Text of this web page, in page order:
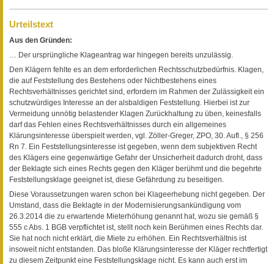
Urteilstext
Aus den Gründen:
… Der ursprüngliche Klageantrag war hingegen bereits unzulässig.
Den Klägern fehlte es an dem erforderlichen Rechtsschutzbedürfnis. Klagen,
die auf Feststellung des Bestehens oder Nichtbestehens eines
Rechtsverhältnisses gerichtet sind, erfordern im Rahmen der Zulässigkeit ein
schutzwürdiges Interesse an der alsbaldigen Feststellung. Hierbei ist zur
Vermeidung unnötig belastender Klagen Zurückhaltung zu üben, keinesfalls
darf das Fehlen eines Rechtsverhältnisses durch ein allgemeines
Klärungsinteresse überspielt werden, vgl. Zöller-Greger, ZPO, 30. Aufl., § 256
Rn 7. Ein Feststellungsinteresse ist gegeben, wenn dem subjektiven Recht
des Klägers eine gegenwärtige Gefahr der Unsicherheit dadurch droht, dass
der Beklagte sich eines Rechts gegen den Kläger berühmt und die begehrte
Feststellungsklage geeignet ist, diese Gefährdung zu beseitigen.
Diese Voraussetzungen waren schon bei Klageerhebung nicht gegeben. Der
Umstand, dass die Beklagte in der Modernisierungsankündigung vom
26.3.2014 die zu erwartende Mieterhöhung genannt hat, wozu sie gemäß §
555 c Abs. 1 BGB verpflichtet ist, stellt noch kein Berühmen eines Rechts dar.
Sie hat noch nicht erklärt, die Miete zu erhöhen. Ein Rechtsverhältnis ist
insoweit nicht entstanden. Das bloße Klärungsinteresse der Kläger rechtfertigt
zu diesem Zeitpunkt eine Feststellungsklage nicht. Es kann auch erst im